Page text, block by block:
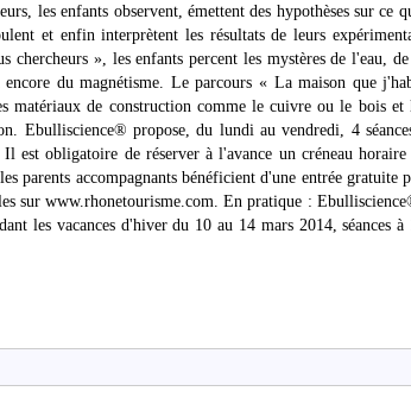
les enfants observent, émettent des hypothèses sur ce
et enfin interprètent les résultats de leurs
chercheurs », les enfants percent les mystères de l'eau,
du magnétisme. Le parcours « La maison que
matériaux de construction comme le cuivre ou le bois
Ebulliscience® propose, du lundi au vendredi, 4
est obligatoire de réserver à l'avance un créneau
accompagnants bénéficient d'une entrée gratuite
sur www.rhonetourisme.com. En pratique :
les vacances d'hiver du 10 au 14 mars 2014, séances à